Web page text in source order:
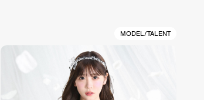
MODEL/TALENT